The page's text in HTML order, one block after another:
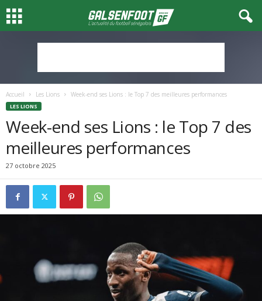
Accueil Les Lions Week-end ses Lions : le Top 7 des meilleures performances
LES LIONS
Week-end ses Lions : le Top 7 des
meilleures performances
27 octobre 2025